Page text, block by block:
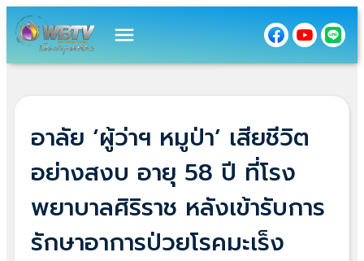
menu
อาลัย ‘ผู้ว่าฯ หมูป่า’ เสียชีวิต
อย่างสงบ อายุ 58 ปี ที่โรง
พยาบาลศิริราช หลังเข้ารับการ
รักษาอาการป่วยโรคมะเร็ง